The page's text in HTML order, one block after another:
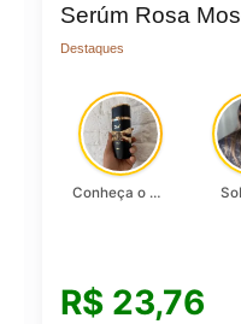
Serúm Rosa
Destaques
Conheça o Asad, da Lattafa…
R$ 23,76